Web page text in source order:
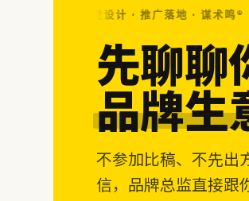
战略定位 · 视觉设计 · 推广落地 · 谋术鸣®
先聊聊
品牌生
不参加比稿、不先
信，品牌总监直接跟